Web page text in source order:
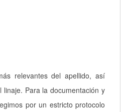
relevantes del apellido, así
Para la documentación y
por un estricto protocolo